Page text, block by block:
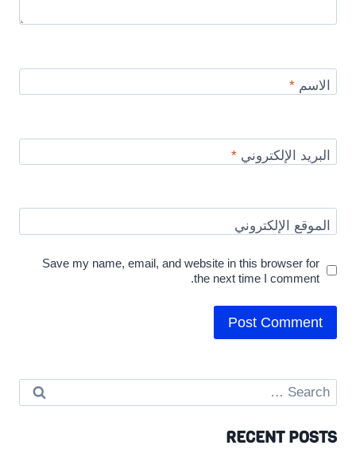
الاسم*
البريد الإلكتروني*
الموقع الإلكتروني
Save my name, email, and website in this browser for
the next time I comment.
Search
for:
RECENT POSTS